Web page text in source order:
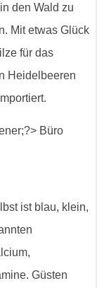
den Wald zu
Mit etwas Glück
für das
Heidelbeeren
ist blau, klein,
Güsten